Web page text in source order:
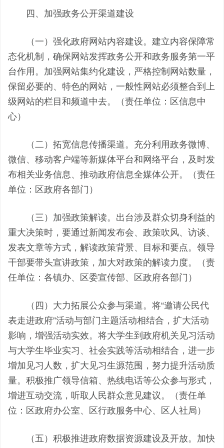
四、加强政务公开渠道建设
（一）强化政府网站内容建设。建立内容保障常
态化机制，确保网站发挥政务公开和政务服务第一平
台作用。加强网站集约化建设，严格控制网站数量，
保留必要的、特色的网站，一般性网站必须整合到上
级网站的栏目和频道中去。（责任单位：区信息中
心）
（二）拓宽信息传播渠道。充分利用政务微博、
微信、移动客户端等新媒体平台和网络平台，及时发
布相关业务信息、推动政府信息全媒体公开。（责任
单位：区政府各部门）
（三）加强政策解读。出台涉及群众切身利益的
重大决策时，要通过新闻发布会、政策吹风、访谈、
发表文章等方式，解读政策背景、目标和要点。领导
干部要带头宣讲政策，加大对政策的解读力度。（责
任单位：各镇办、区委宣传部、区政府各部门）
（四）大力拓展公众参与渠道。将“邀请公民代
表走进政府”活动与部门主题活动相结合，扩大活动
影响，增强活动实效。将大学生到政府机关见习活动
与大学生毕业实习、社会实践等活动相结合，进一步
增加见习人数，扩大见习生源范围，努力提升活动质
量。积极推广领导信箱、热线电话等公众参与形式，
增进互动交流，听取人民群众意见建议。（责任单
位：区政府办公室、区行政服务中心、区人社局）
（五）积极推进政府数据资源建设及开放。加快